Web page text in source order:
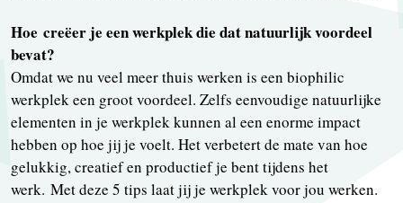
Hoe creëer je een werkplek die dat natuurlijk voordeel
bevat?
Omdat we nu veel meer thuis werken is een biophilic
werkplek een groot voordeel. Zelfs eenvoudige natuurlijke
elementen in je werkplek kunnen al een enorme impact
hebben op hoe jij je voelt. Het verbetert de mate van hoe
gelukkig, creatief en productief je bent tijdens het
werk. Met deze 5 tips laat jij je werkplek voor jou werken.